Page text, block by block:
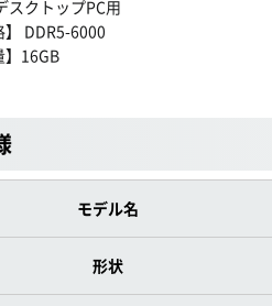
スクトップPC用
】 DDR5-6000
】16GB
モデル名
形状